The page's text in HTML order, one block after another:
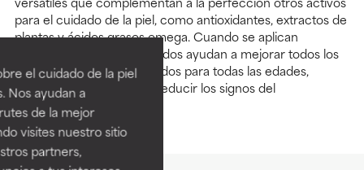
el cuidado de la piel
Nos ayudan a
de la mejor
visites nuestro sitio
partners,
para el cuidado de la piel, como antioxidantes, extractos de
plantas y ácidos grasos omega. Cuando se aplican
tópicamente, los aminoácidos ayudan a mejorar todos los
tipos de piel y son adecuados para todas las edades,
especialmente si buscas reducir los signos del
envejecimiento.